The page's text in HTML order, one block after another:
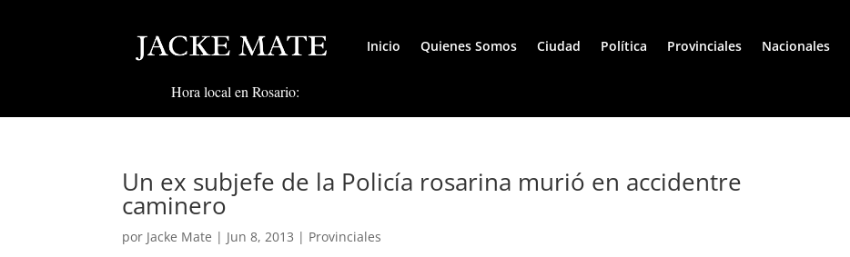
Inicio Quienes Somos Ciudad Política Provinciales Nacionales
Hora local en Rosario:
Un ex subjefe de la Policía rosarina murió en accidentre
caminero
por Jacke Mate | Jun 8, 2013 | Provinciales